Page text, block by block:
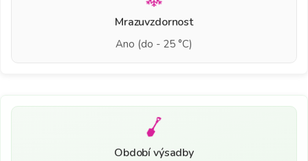
Mrazuvzdornost
Ano (do - 25 °C)
Období výsadby